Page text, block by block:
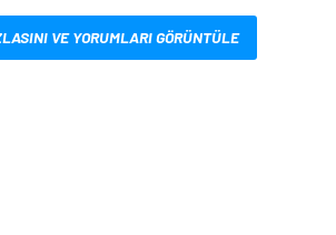
VE YORUMLARI GÖRÜNTÜLE